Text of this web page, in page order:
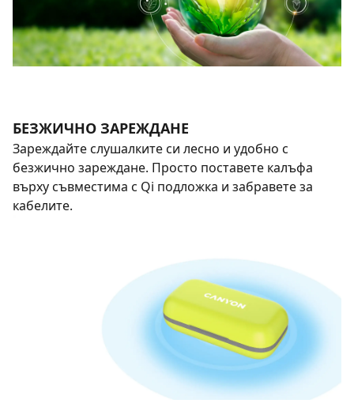
БЕЗЖИЧНО ЗАРЕЖДАНЕ
Зареждайте слушалките си лесно и удобно с
безжично зареждане. Просто поставете калъфа
върху съвместима с Qi подложка и забравете за
кабелите.